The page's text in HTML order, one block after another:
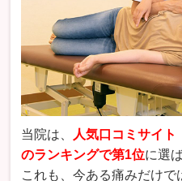
当院は、
人気口コミサイト
のランキングで第1位に選
これも、今ある痛みだけで